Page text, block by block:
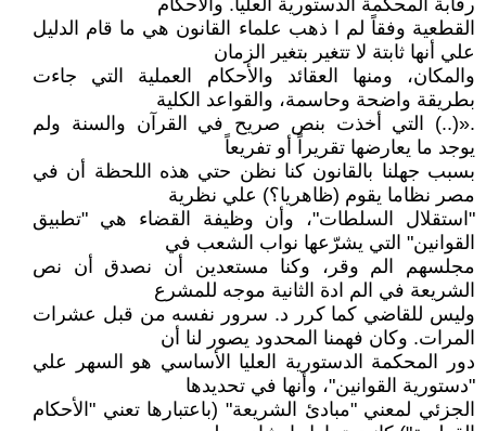
رقابة المحكمة الدستورية العليا. والأحكام
القطعية وفقاً لم ا ذهب علماء القانون هي ما قام الدليل
علي أنها ثابتة لا تتغير بتغير الزمان
والمكان، ومنها العقائد والأحكام العملية التي جاءت
بطريقة واضحة وحاسمة، والقواعد الكلية
.«(..) التي أخذت بنص صريح في القرآن والسنة ولم
يوجد ما يعارضها تقريراً أو تفريعاً
بسبب جهلنا بالقانون كنا نظن حتي هذه اللحظة أن في
مصر نظاما يقوم (ظاهريا؟) علي نظرية
"استقلال السلطات"، وأن وظيفة القضاء هي "تطبيق
القوانين" التي يشرّعها نواب الشعب في
مجلسهم الم وقر، وكنا مستعدين أن نصدق أن نص
الشريعة في الم ادة الثانية موجه للمشرع
وليس للقاضي كما كرر د. سرور نفسه من قبل عشرات
المرات. وكان فهمنا المحدود يصور لنا أن
دور المحكمة الدستورية العليا الأساسي هو السهر علي
"دستورية القوانين"، وأنها في تحديدها
الجزئي لمعني "مبادئ الشريعة" (باعتبارها تعني "الأحكام